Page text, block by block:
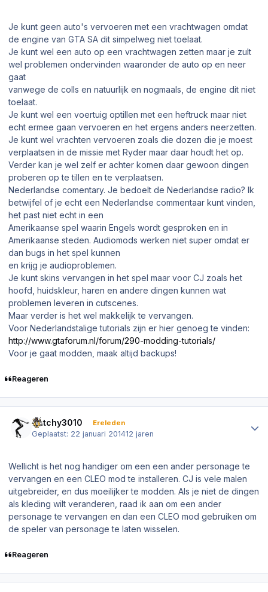
Je kunt geen auto's vervoeren met een vrachtwagen omdat
de engine van GTA SA dit simpelweg niet toelaat.
Je kunt wel een auto op een vrachtwagen zetten maar je zult
wel problemen ondervinden waaronder de auto op en neer
gaat
vanwege de colls en natuurlijk en nogmaals, de engine dit niet
toelaat.
Je kunt wel een voertuig optillen met een heftruck maar niet
echt ermee gaan vervoeren en het ergens anders neerzetten.
Je kunt wel vrachten vervoeren zoals die dozen die je moest
verplaatsen in de missie met Ryder maar daar houdt het op.
Verder kan je wel zelf er achter komen daar gewoon dingen
proberen op te tillen en te verplaatsen.
Nederlandse comentary. Je bedoelt de Nederlandse radio? Ik
betwijfel of je echt een Nederlandse commentaar kunt vinden,
het past niet echt in een
Amerikaanse spel waarin Engels wordt gesproken en in
Amerikaanse steden. Audiomods werken niet super omdat er
dan bugs in het spel kunnen
en krijg je audioproblemen.
Je kunt skins vervangen in het spel maar voor CJ zoals het
hoofd, huidskleur, haren en andere dingen kunnen wat
problemen leveren in cutscenes.
Maar verder is het wel makkelijk te vervangen.
Voor Nederlandstalige tutorials zijn er hier genoeg te vinden:
http://www.gtaforum.nl/forum/290-modding-tutorials/
Voor je gaat modden, maak altijd backups!
Reageren
Dutchy3010 Ereleden
Geplaatst: 22 januari 201412 jaren
Wellicht is het nog handiger om een een ander personage te
vervangen en een CLEO mod te installeren. CJ is vele malen
uitgebreider, en dus moeilijker te modden. Als je niet de dingen
als kleding wilt veranderen, raad ik aan om een ander
personage te vervangen en dan een CLEO mod gebruiken om
de speler van personage te laten wisselen.
Reageren